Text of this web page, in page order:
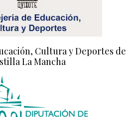
Cultura y Deportes de
La Mancha